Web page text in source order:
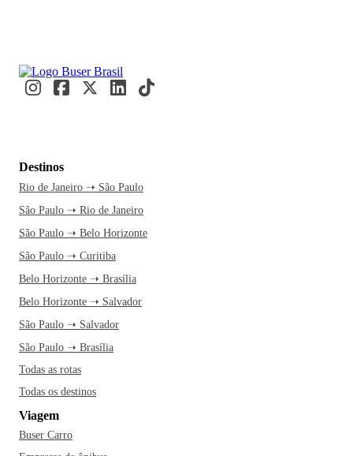
Destinos
Rio de Janeiro ➝ São Paulo
São Paulo ➝ Rio de Janeiro
São Paulo ➝ Belo Horizonte
São Paulo ➝ Curitiba
Belo Horizonte ➝ Brasília
Belo Horizonte ➝ Salvador
São Paulo ➝ Salvador
São Paulo ➝ Brasília
Todas as rotas
Todas os destinos
Viagem
Buser Carro